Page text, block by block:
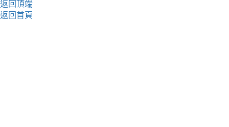
返回頂端
返回首頁